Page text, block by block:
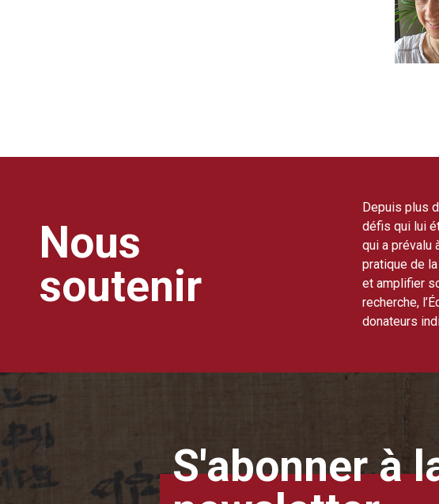
Nous
soutenir
Depuis plus
défis qui lui
qui a prévalu
pratique de
et amplifier
recherche,
donateurs
S'abonner à